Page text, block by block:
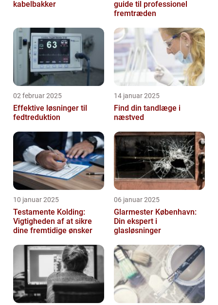
kabelbakker
guide til professionel
fremtræden
02 februar 2025
Effektive løsninger til
fedtreduktion
14 januar 2025
Find din tandlæge i
næstved
10 januar 2025
Testamente Kolding:
Vigtigheden af at sikre
dine fremtidige ønsker
06 januar 2025
Glarmester København:
Din ekspert i
glasløsninger